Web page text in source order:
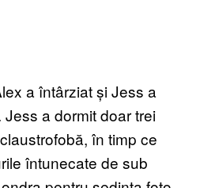
a întârziat și Jess a
a dormit doar trei
în timp ce
întunecate de sub